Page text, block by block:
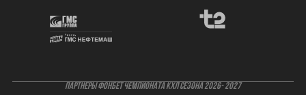
ПАРТНЕРЫ ФОНБЕТ ЧЕМПИОНАТА КХЛ СЕЗОНА 2026- 2027